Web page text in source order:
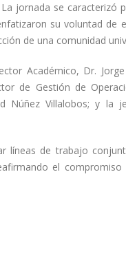
jornada se
su voluntad de
de una comunidad
Académico, Dr.
de Gestión de
Núñez Villalobos; y la
líneas de trabajo
el